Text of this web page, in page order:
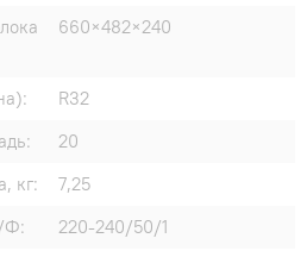
660×482×240
R32
20
кг:
7,25
Ф:
220-240/50/1